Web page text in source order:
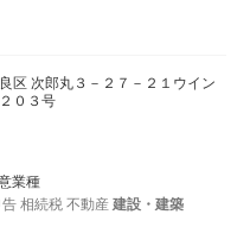
区 次郎丸３－２７－２１ウイン
０３号
業種
相続税 不動産 建設・建築